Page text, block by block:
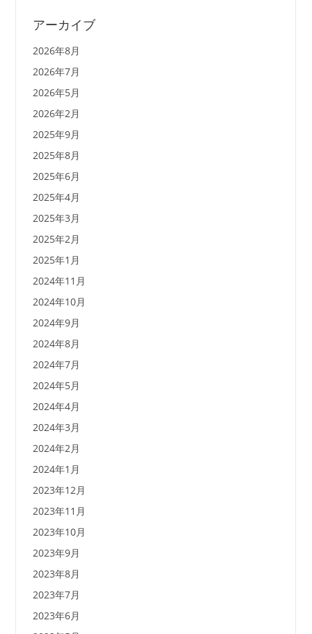
アーカイブ
2026年8月
2026年7月
2026年5月
2026年2月
2025年9月
2025年8月
2025年6月
2025年4月
2025年3月
2025年2月
2025年1月
2024年11月
2024年10月
2024年9月
2024年8月
2024年7月
2024年5月
2024年4月
2024年3月
2024年2月
2024年1月
2023年12月
2023年11月
2023年10月
2023年9月
2023年8月
2023年7月
2023年6月